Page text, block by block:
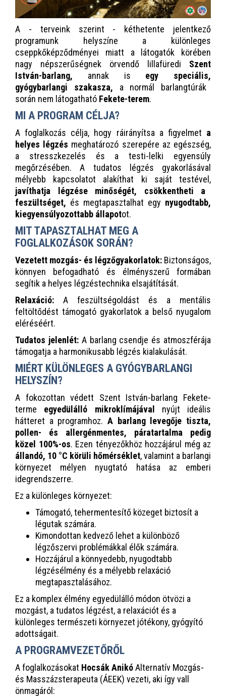
A - terveink szerint - kéthetente jelentkező
programunk helyszíne a különleges
cseppkőképződményei miatt a látogatók körében
nagy népszerűségnek örvendő lillafüredi Szent
István-barlang, annak is egy speciális,
gyógybarlangi szakasza, a normál barlangtúrák
során nem látogatható Fekete-terem.
MI A PROGRAM CÉLJA?
A foglalkozás célja, hogy ráirányítsa a figyelmet a
helyes légzés meghatározó szerepére az egészség,
a stresszkezelés és a testi-lelki egyensúly
megőrzésében. A tudatos légzés gyakorlásával
mélyebb kapcsolatot alakíthat ki saját testével,
javíthatja légzése minőségét, csökkentheti a
feszültséget, és megtapasztalhat egy nyugodtabb,
kiegyensúlyozottabb állapotot.
MIT TAPASZTALHAT MEG A
FOGLALKOZÁSOK SORÁN?
Vezetett mozgás- és légzőgyakorlatok: Biztonságos,
könnyen befogadható és élményszerű formában
segítik a helyes légzéstechnika elsajátítását.
Relaxáció: A feszültségoldást és a mentális
feltöltődést támogató gyakorlatok a belső nyugalom
eléréséért.
Tudatos jelenlét:A barlang csendje és atmoszférája
támogatja a harmonikusabb légzés kialakulását.
MIÉRT KÜLÖNLEGES A GYÓGYBARLANGI
HELYSZÍN?
A fokozottan védett Szent István-barlang Fekete-
terme egyedülálló mikroklímájával
nyújt ideális
hátteret a programhoz. A barlang levegője tiszta,
pollen- és allergénmentes, páratartalma pedig
közel 100%-os. Ezen tényezőkhöz hozzájárul még az
állandó, 10 °C körüli hőmérséklet, valamint a barlangi
környezet mélyen nyugtató hatása az emberi
idegrendszerre.
Ez a különleges környezet:
Támogató, tehermentesítő közeget biztosít a
légutak számára.
Kimondottan kedvező lehet a különböző
légzőszervi problémákkal élők számára.
Hozzájárul a könnyedebb, nyugodtabb
légzésélmény és a mélyebb relaxáció
megtapasztalásához.
Ez a komplex élmény egyedülálló módon ötvözi a
mozgást, a tudatos légzést, a relaxációt és a
különleges természeti környezet jótékony, gyógyító
adottságait.
A PROGRAMVEZETŐRŐL
A foglalkozásokat Hocsák AnikóAlternatív Mozgás-
és Masszázsterapeuta (ÁEEK) vezeti, aki így vall
önmagáról: